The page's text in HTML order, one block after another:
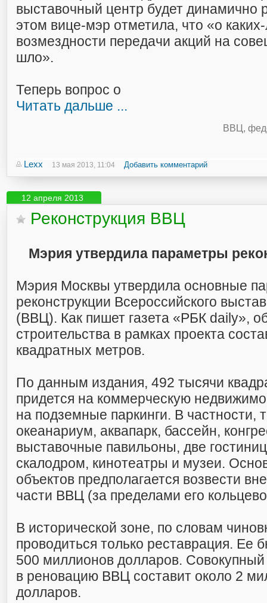
выставочный центр будет динамично
этом вице-мэр отметила, что «о
возмездности передачи акций на
шло».
Теперь вопрос о
Читать дальше ...
ВВЦ,
Lexx 13 мая 2013, 11:04 Добавить комментарий
12 апреля 2013
Реконструкция ВВЦ
Мэрия утвердила параметры
Мэрия Москвы утвердила основные
реконструкции Всероссийского
(ВВЦ). Как пишет газета «РБК daily»,
строительства в рамках проекта
квадратных метров.
По данным издания, 492 тысячи
придется на коммерческую
на подземные паркинги. В частности,
океанариум, аквапарк, бассейн,
выставочные павильоны, две
скалодром, кинотеатры и музеи.
объектов предполагается возвести
части ВВЦ (за пределами его
В исторической зоне, по словам
проводиться только реставрация. Ее
500 миллионов долларов.
в реновацию ВВЦ составит около 2
долларов.